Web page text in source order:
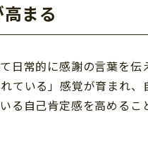
まる
日常的に感謝の言葉を
ている」感覚が育まれ
る自己肯定感を高めるこ